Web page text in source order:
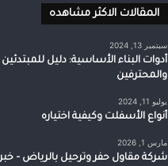
المقالات الاكثر مشاهده
سبتمبر 13, 2024
أدوات البناء الأساسية: دليل للمبتدئين
والمحترفين
يوليو 11, 2024
أنواع الأسفلت وكيفية اختياره
مارس 1, 2026
شركة مقاول حفر وترحيل بالرياض –